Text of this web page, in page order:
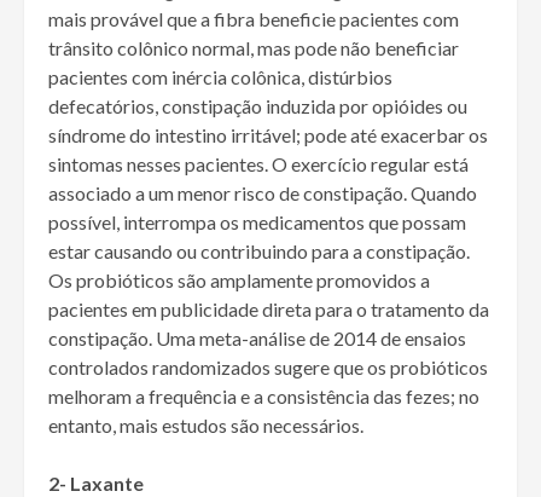
mais provável que a fibra beneficie pacientes com
trânsito colônico normal, mas pode não beneficiar
pacientes com inércia colônica, distúrbios
defecatórios, constipação induzida por opióides ou
síndrome do intestino irritável; pode até exacerbar os
sintomas nesses pacientes. O exercício regular está
associado a um menor risco de constipação. Quando
possível, interrompa os medicamentos que possam
estar causando ou contribuindo para a constipação.
Os probióticos são amplamente promovidos a
pacientes em publicidade direta para o tratamento da
constipação. Uma meta-análise de 2014 de ensaios
controlados randomizados sugere que os probióticos
melhoram a frequência e a consistência das fezes; no
entanto, mais estudos são necessários.
2- Laxante